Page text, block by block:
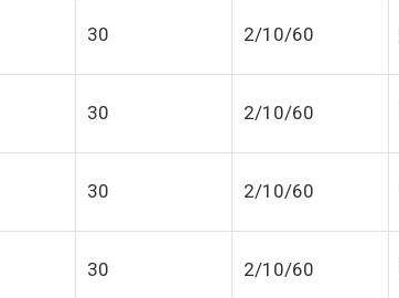
30 2/10/60
30 2/10/60
30 2/10/60
30 2/10/60